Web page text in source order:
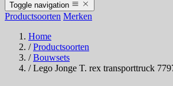
Toggle navigation
Productsoorten Merken
Home
/ Productsoorten
/ Bouwsets
/ Lego Jonge T. rex transporttruck